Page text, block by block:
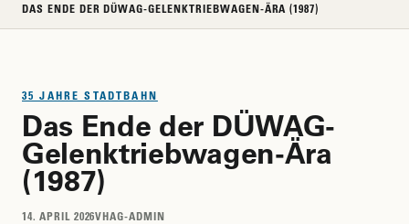
DAS ENDE DER DÜWAG-GELENKTRIEBWAGEN-ÄRA (1987)
35 JAHRE STADTBAHN
Das Ende der DÜWAG-
Gelenktriebwagen-Ära
(1987)
14. APRIL 2026VHAG-ADMIN